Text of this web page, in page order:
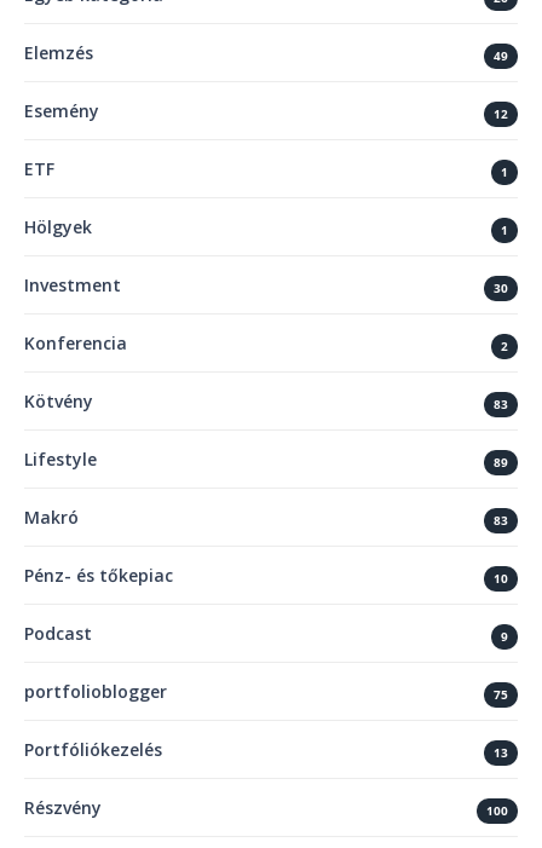
Elemzés 49
Esemény 12
ETF 1
Hölgyek 1
Investment 30
Konferencia 2
Kötvény 83
Lifestyle 89
Makró 83
Pénz- és tőkepiac 10
Podcast 9
portfolioblogger 75
Portfóliókezelés 13
Részvény 100